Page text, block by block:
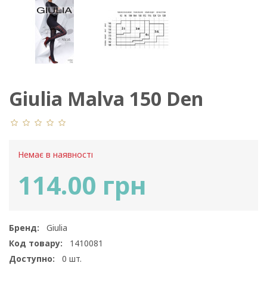
Giulia Malva 150 Den
Model 1
Немає в наявності
114.00 грн
Бренд:
Giulia
Код товару:
1410081
Доступно:
0 шт.